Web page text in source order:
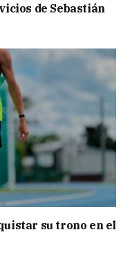
de Sebastián
su trono en el